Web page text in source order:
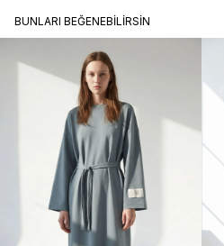
BUNLARI BEĞENEBILIRSIN